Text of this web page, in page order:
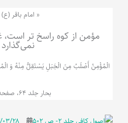
« امام باقر
مؤمن از کوه راسخ تر است،
نمی‌گذارد
الْمُؤْمِنُ‌ أَصْلَبُ‌ مِنَ‌ الْجَبَلِ‌ یَسْتَقِلُّ مِنْهُ وَ
بحار جلد 64، صفحه 362